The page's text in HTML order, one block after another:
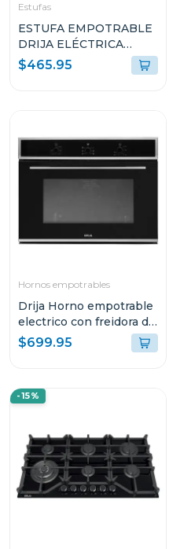
Estufas
ESTUFA EMPOTRABLE
DRIJA ELÉCTRICA
VITROCERÁMICA DE 5
QUEMADORES
$465.95
Hornos empotrables
Drija Horno empotrable
electrico con freidora de
aire de 78l caribe76
$699.95
-15%